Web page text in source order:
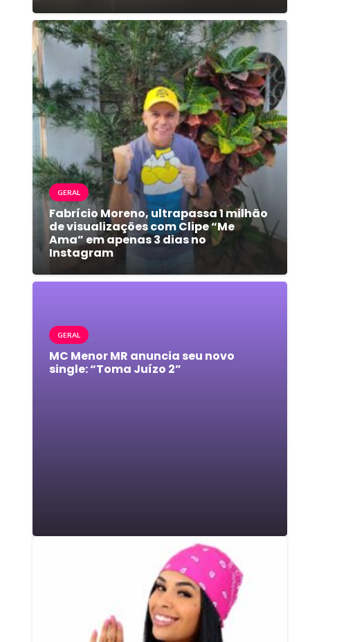
GERAL
Fabrício Moreno, ultrapassa 1 milhão
de visualizações com Clipe “Me
Ama” em apenas 3 dias no
Instagram
GERAL
MC Menor MR anuncia seu novo
single: “Toma Juízo 2”